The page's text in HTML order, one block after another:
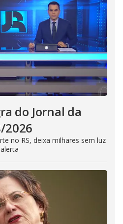
do Jornal da
2026
no RS, deixa milhares sem luz